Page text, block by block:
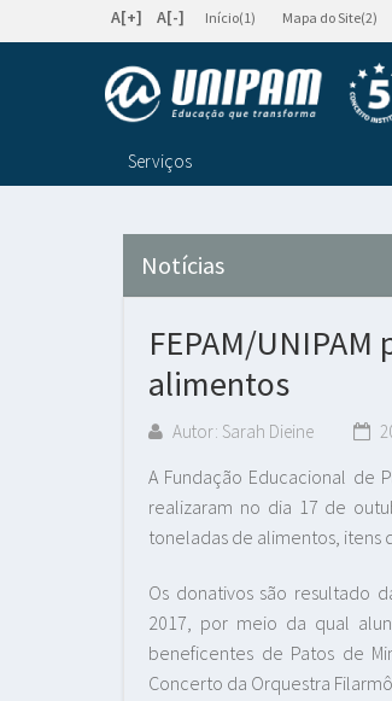
A[+] A[-] Início(1) Mapa do Site(2)
Serviços
Notícias
FEPAM/
alimentos
Autor: Sarah Dieine
A Fundação Educacional de
realizaram no dia 17 de
toneladas de alimentos, itens
Os donativos são resultado
2017, por meio da qual
beneficentes de Patos de
Concerto da Orquestra